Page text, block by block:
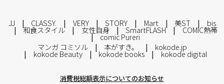
JJ CLASSY. VERY STORY Mart 美ST bis
和食スタイル 女性自身 SmartFLASH COMIC熱帯
comic Pureri
マンガ コミソル
本がすき。 kokode.jp
kokode Beauty kokode books kokode digital
消費税総額表示についてのお知らせ